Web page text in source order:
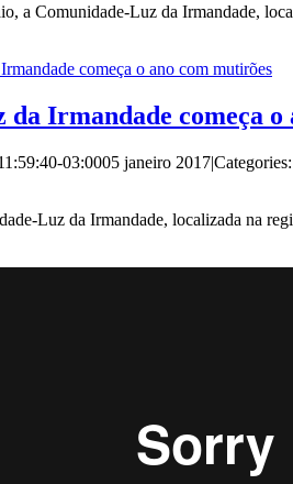
a Comunidade-Luz da Irmandade,
começa o ano com mutirões
da Irmandade começa o
03:0005 janeiro 2017|
Luz da Irmandade, localizada na